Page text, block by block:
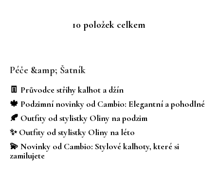
O
a
c
í
p
v
k
10 položek celkem
Péče &amp; Šatník
👖 Průvodce střihy kalhot a džín
🍁 Podzimní novinky od Cambio: Elegantní a pohodlné
🍂 Outfity od stylistky Oliny na podzim
✨ Outfity od stylistky Oliny na léto
💫 Novinky od Cambio: Stylové kalhoty, které si
zamilujete